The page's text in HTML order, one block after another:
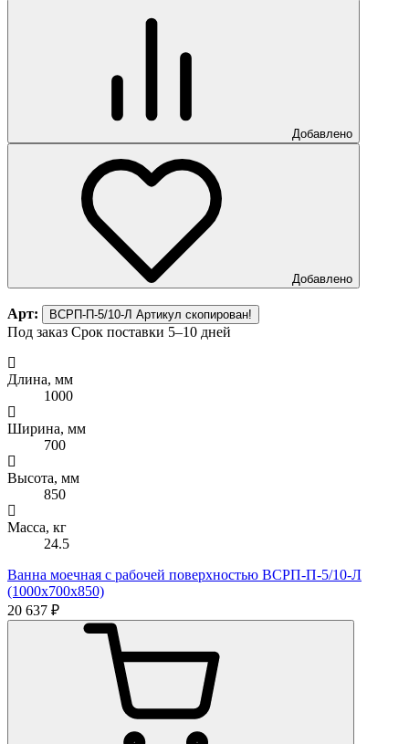
Добавлено
Добавлено
Арт: ВСРП-П-5/10-Л Артикул скопирован!
Под заказ Срок поставки 5–10 дней
Длина, мм
1000
Ширина, мм
700
Высота, мм
850
Масса, кг
24.5
Ванна моечная с рабочей поверхностью ВСРП-П-5/10-Л
(1000х700х850)
20 637 ₽